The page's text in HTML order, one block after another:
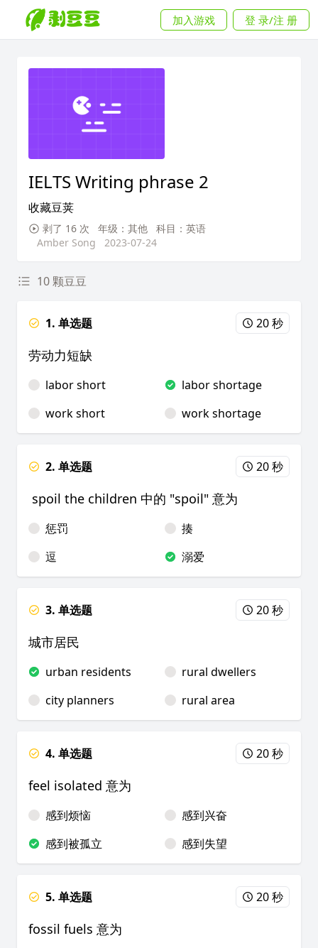
加入游戏 登 录/注 册
IELTS Writing phrase 2
收藏豆荚
剥了 16 次 年级：其他
科目：英语
Amber Song
2023-07-24
10 颗豆豆
1. 单选题 20 秒
劳动力短缺
labor short
labor shortage
work short
work shortage
2. 单选题 20 秒
spoil the children 中的 "spoil" 意为
惩罚
揍
逗
溺爱
3. 单选题 20 秒
城市居民
urban residents
rural dwellers
city planners
rural area
4. 单选题 20 秒
feel isolated 意为
感到烦恼
感到兴奋
感到被孤立
感到失望
5. 单选题 20 秒
fossil fuels 意为